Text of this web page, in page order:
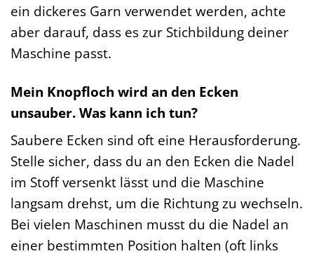
ein dickeres Garn verwendet werden, achte
aber darauf, dass es zur Stichbildung deiner
Maschine passt.
Mein Knopfloch wird an den Ecken
unsauber. Was kann ich tun?
Saubere Ecken sind oft eine Herausforderung.
Stelle sicher, dass du an den Ecken die Nadel
im Stoff versenkt lässt und die Maschine
langsam drehst, um die Richtung zu wechseln.
Bei vielen Maschinen musst du die Nadel an
einer bestimmten Position halten (oft links